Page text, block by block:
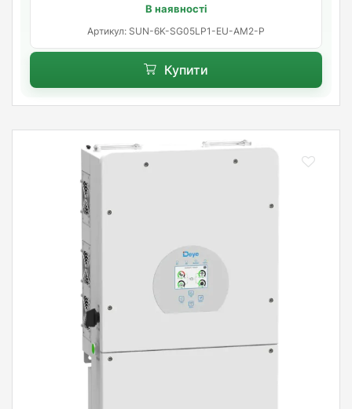
В наявності
Артикул: SUN-6K-SG05LP1-EU-AM2-P
Купити